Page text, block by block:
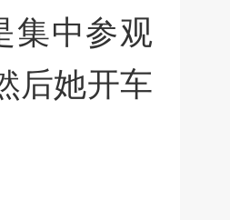
集中参观
后她开车